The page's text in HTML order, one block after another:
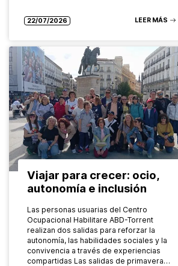
22/07/2026 LEER MÁS
Viajar para crecer: ocio,
autonomía e inclusión
Las personas usuarias del Centro
Ocupacional Habilitare ABD-Torrent
realizan dos salidas para reforzar la
autonomía, las habilidades sociales y la
convivencia a través de experiencias
compartidas Las salidas de primavera…